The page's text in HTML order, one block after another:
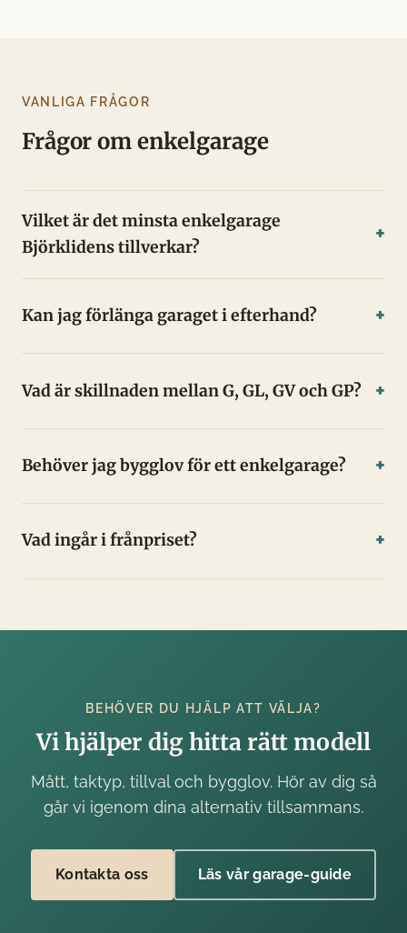
VANLIGA FRÅGOR
Frågor om enkelgarage
Vilket är det minsta enkelgarage
Björklidens tillverkar?
Kan jag förlänga garaget i efterhand?
Vad är skillnaden mellan G, GL, GV och GP?
Behöver jag bygglov för ett enkelgarage?
Vad ingår i frånpriset?
BEHÖVER DU HJÄLP ATT VÄLJA?
Vi hjälper dig hitta rätt modell
Mått, taktyp, tillval och bygglov. Hör av dig så
går vi igenom dina alternativ tillsammans.
Kontakta oss Läs vår garage-guide